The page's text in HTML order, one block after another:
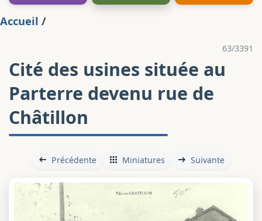
Accueil /
63/3391
Cité des usines située au
Parterre devenu rue de
Châtillon
Précédente Miniatures Suivante